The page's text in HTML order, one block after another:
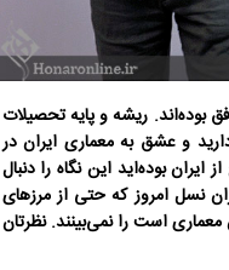
بوده‌اند. ریشه و پایه تحصیلات
و عشق به معماری ایران در
بوده‌اید این نگاه را دنبال
نسل امروز که حتی از مرزهای
معماری است را نمی‌بینند. نظرتان